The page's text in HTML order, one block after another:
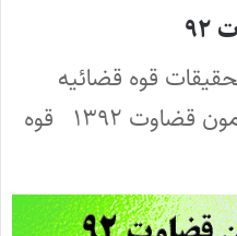
قوه قضائیه
منتشر شدآگهی ثبت نام آزمون قضاوت ۱۳۹۲ قوه